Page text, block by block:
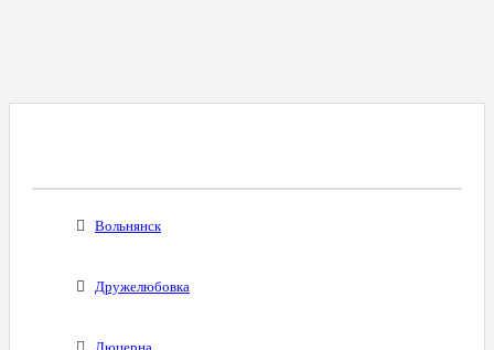
Вольнянск
Дружелюбовка